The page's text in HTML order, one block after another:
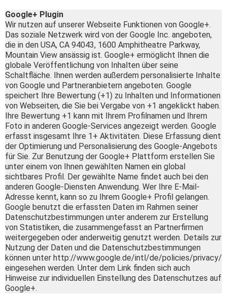
Google+ Plugin
Wir nutzen auf unserer Webseite Funktionen von Google+.
Das soziale Netzwerk wird von der Google Inc. angeboten,
die in den USA, CA 94043, 1600 Amphitheatre Parkway,
Mountain View ansässig ist. Google+ ermöglicht Ihnen die
globale Veröffentlichung von Inhalten über seine
Schaltfläche. Ihnen werden außerdem personalisierte Inhalte
von Google und Partneranbietern angeboten. Google
speichert Ihre Bewertung (+1) zu Inhalten und Informationen
von Webseiten, die Sie bei Vergabe von +1 angeklickt haben.
Ihre Bewertung +1 kann mit Ihrem Profilnamen und Ihrem
Foto in anderen Google-Services angezeigt werden. Google
erfasst insgesamt Ihre 1+ Aktivitäten. Diese Erfassung dient
der Optimierung und Personalisierung des Google-Angebots
für Sie. Zur Benutzung der Google+ Plattform erstellen Sie
unter einem von Ihnen gewählten Namen ein global
sichtbares Profil. Der gewählte Name findet auch bei den
anderen Google-Diensten Anwendung. Wer Ihre E-Mail-
Adresse kennt, kann so zu Ihrem Google+ Profil gelangen.
Google benutzt die erfassten Daten im Rahmen seiner
Datenschutzbestimmungen unter anderem zur Erstellung
von Statistiken, die zusammengefasst an Partnerfirmen
weitergegeben oder anderweitig genutzt werden. Details zur
Nutzung der Daten und die Datenschutzbestimmungen
können unter http://www.google.de/intl/de/policies/privacy/
eingesehen werden. Unter dem Link finden sich auch
Hinweise zur individuellen Einstellung des Datenschutzes auf
Google+.